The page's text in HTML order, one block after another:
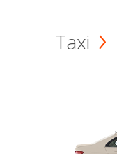
Taxi